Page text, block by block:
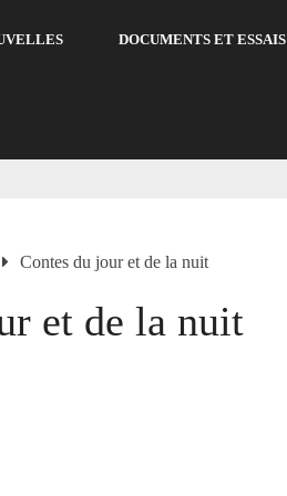
DOCUMENTS ET ESSAIS
Contes du jour et de la nuit
et de la nuit